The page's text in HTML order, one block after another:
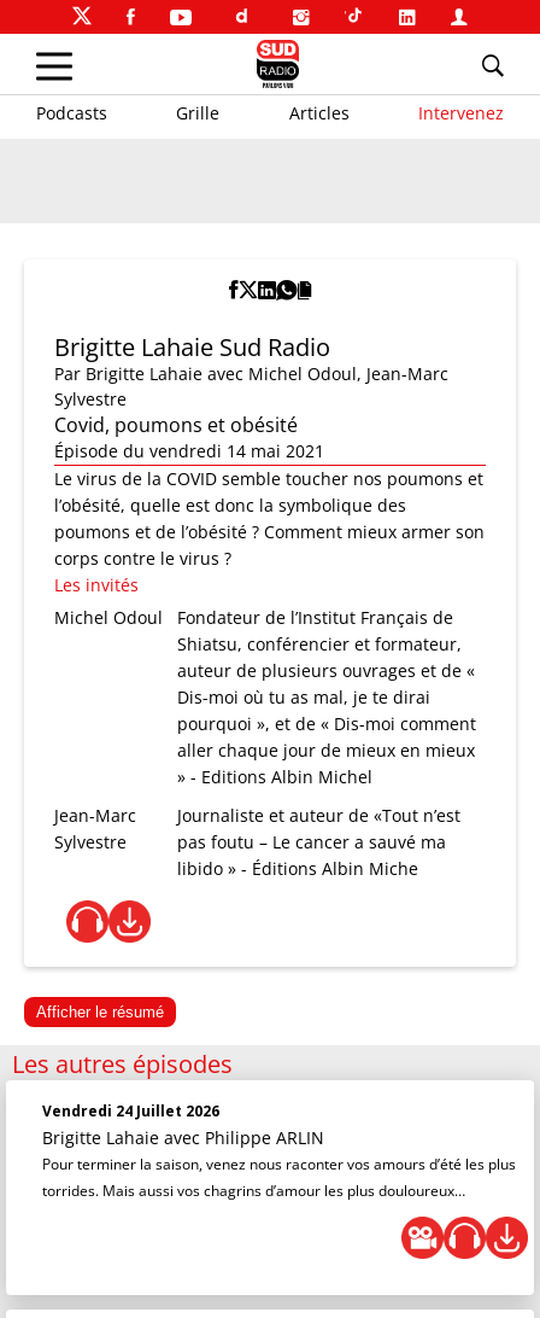
Podcasts Grille Articles Intervenez
Brigitte Lahaie Sud Radio
Par Brigitte Lahaie avec Michel Odoul, Jean-Marc
Sylvestre
Covid, poumons et obésité
Épisode du vendredi 14 mai 2021
Le virus de la COVID semble toucher nos poumons et
l’obésité, quelle est donc la symbolique des
poumons et de l’obésité ? Comment mieux armer son
corps contre le virus ?
Les invités
Michel Odoul
Fondateur de l’Institut Français de
Shiatsu, conférencier et formateur,
auteur de plusieurs ouvrages et de «
Dis-moi où tu as mal, je te dirai
pourquoi », et de « Dis-moi comment
aller chaque jour de mieux en mieux
» - Editions Albin Michel
Jean-Marc
Sylvestre
Journaliste et auteur de «Tout n’est
pas foutu – Le cancer a sauvé ma
libido » - Éditions Albin Miche
Afficher le résumé
Les autres épisodes
Vendredi 24 Juillet 2026
Brigitte Lahaie avec Philippe ARLIN
Pour terminer la saison, venez nous raconter vos amours d’été les plus
torrides. Mais aussi vos chagrins d’amour les plus douloureux…